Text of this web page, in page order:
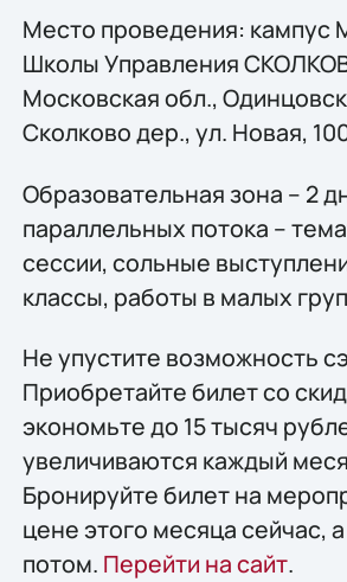
Место проведения: кампус
Школы Управления
Московская обл.,
Сколково дер., ул. Новая,
Образовательная зона – 2
параллельных потока –
сессии, сольные
классы, работы в малых
Не упустите возможность
Приобретайте билет со
экономьте до 15 тысяч
увеличиваются каждый
Бронируйте билет на
цене этого месяца сейчас,
потом. Перейти на сайт.